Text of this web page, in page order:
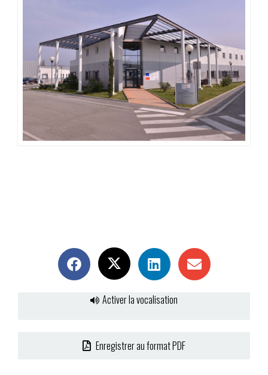
Activer la vocalisation
Enregistrer au format PDF